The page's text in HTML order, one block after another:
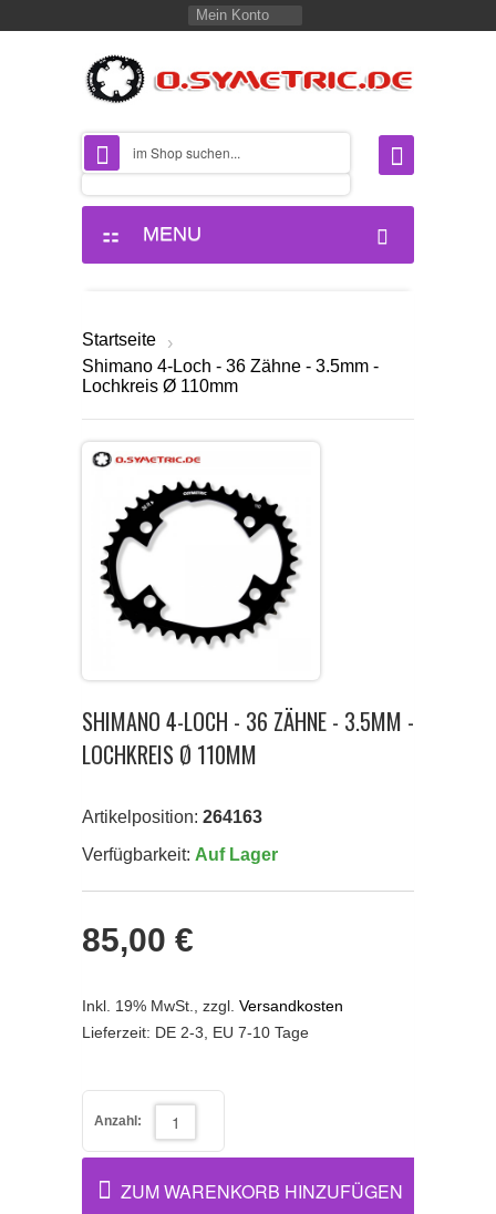
Mein Konto
MENU
Startseite
›
Shimano 4-Loch - 36 Zähne - 3.5mm -
Lochkreis Ø 110mm
SHIMANO 4-LOCH - 36 ZÄHNE - 3.5MM -
LOCHKREIS Ø 110MM
Artikelposition: 264163
Verfügbarkeit: Auf Lager
85,00 €
Inkl. 19% MwSt. zzgl. Versandkosten
Lieferzeit: DE 2-3, EU 7-10 Tage
Anzahl:
ZUM WARENKORB HINZUFÜGEN